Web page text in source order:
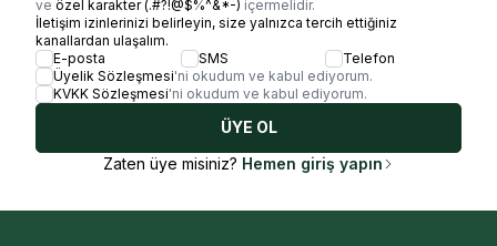
ve özel karakter (.#?!@$%^&*-) içermelidir.
İletişim izinlerinizi belirleyin, size yalnızca tercih ettiğiniz
kanallardan ulaşalım.
E-posta
SMS
Telefon
Üyelik Sözleşmesi'ni okudum ve kabul ediyorum.
KVKK Sözleşmesi'ni okudum ve kabul ediyorum.
ÜYE OL
Zaten üye misiniz? Hemen giriş yapın